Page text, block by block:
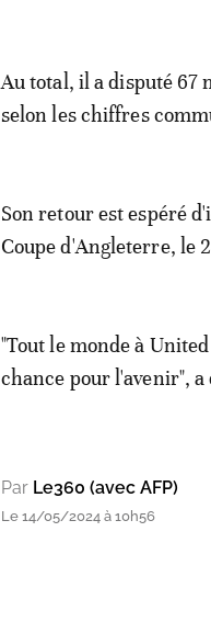
Au total, il a disputé 67
selon les chiffres
Son retour est espéré
Coupe d'Angleterre, le
"Tout le monde à
chance pour l'avenir",
Par Le360 (avec AFP)
Le 14/05/2024 à 10h56